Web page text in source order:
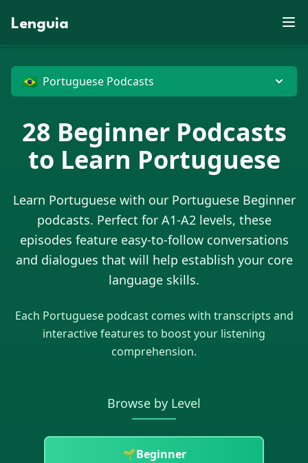
V
U
B
DP
R
R
U
W
G
U
H
K
Z M
G
OO
UM
D
X
Y
G
B
G
G
M
X
J
T
E
T
Z
E
T
N
E
G
W
Lenguia
🇧🇷 Portuguese Podcasts
28 Beginner Podcasts
to Learn Portuguese
Learn Portuguesewith our PortugueseBeginner
podcasts. Perfect for A1-A2 levels, these
episodes feature easy-to-follow conversations
and dialogues that will help establish your core
language skills.
Each Portuguesepodcast comes with transcripts and
interactive features to boost your listening
comprehension.
Browse by Level
🌱Beginner